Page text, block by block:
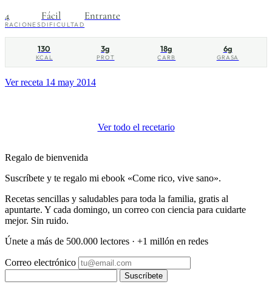
4
RACIONES
Fácil
DIFICULTAD
Entrante
130
KCAL
3g
PROT
18g
CARB
6g
GRASA
Ver receta 14 may 2014
Ver todo el recetario
Regalo de bienvenida
Suscríbete y te regalo mi ebook «Come rico, vive sano».
Recetas sencillas y saludables para toda la familia, gratis al
apuntarte. Y cada domingo, un correo con ciencia para cuidarte
mejor. Sin ruido.
Únete a más de 500.000 lectores · +1 millón en redes
Correo electrónico
Suscríbete